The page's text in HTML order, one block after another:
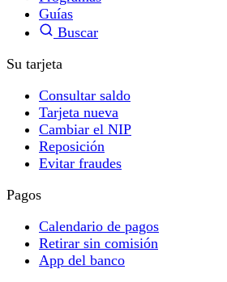
Guías
Buscar
Su tarjeta
Consultar saldo
Tarjeta nueva
Cambiar el NIP
Reposición
Evitar fraudes
Pagos
Calendario de pagos
Retirar sin comisión
App del banco